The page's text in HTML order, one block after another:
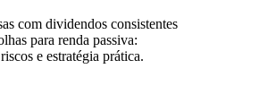
com dividendos consistentes
para renda passiva:
e estratégia prática.